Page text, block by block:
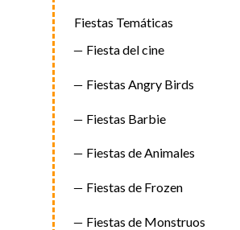
Fiestas Temáticas
Fiesta del cine
Fiestas Angry Birds
Fiestas Barbie
Fiestas de Animales
Fiestas de Frozen
Fiestas de Monstruos